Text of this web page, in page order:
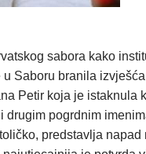
sabora kako
Saboru branila
Petir koja je
pogrdnim
predstavlja